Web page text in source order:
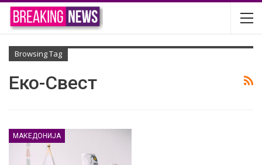
Browsing Tag
Еко-Свест
МАКЕДОНИЈА